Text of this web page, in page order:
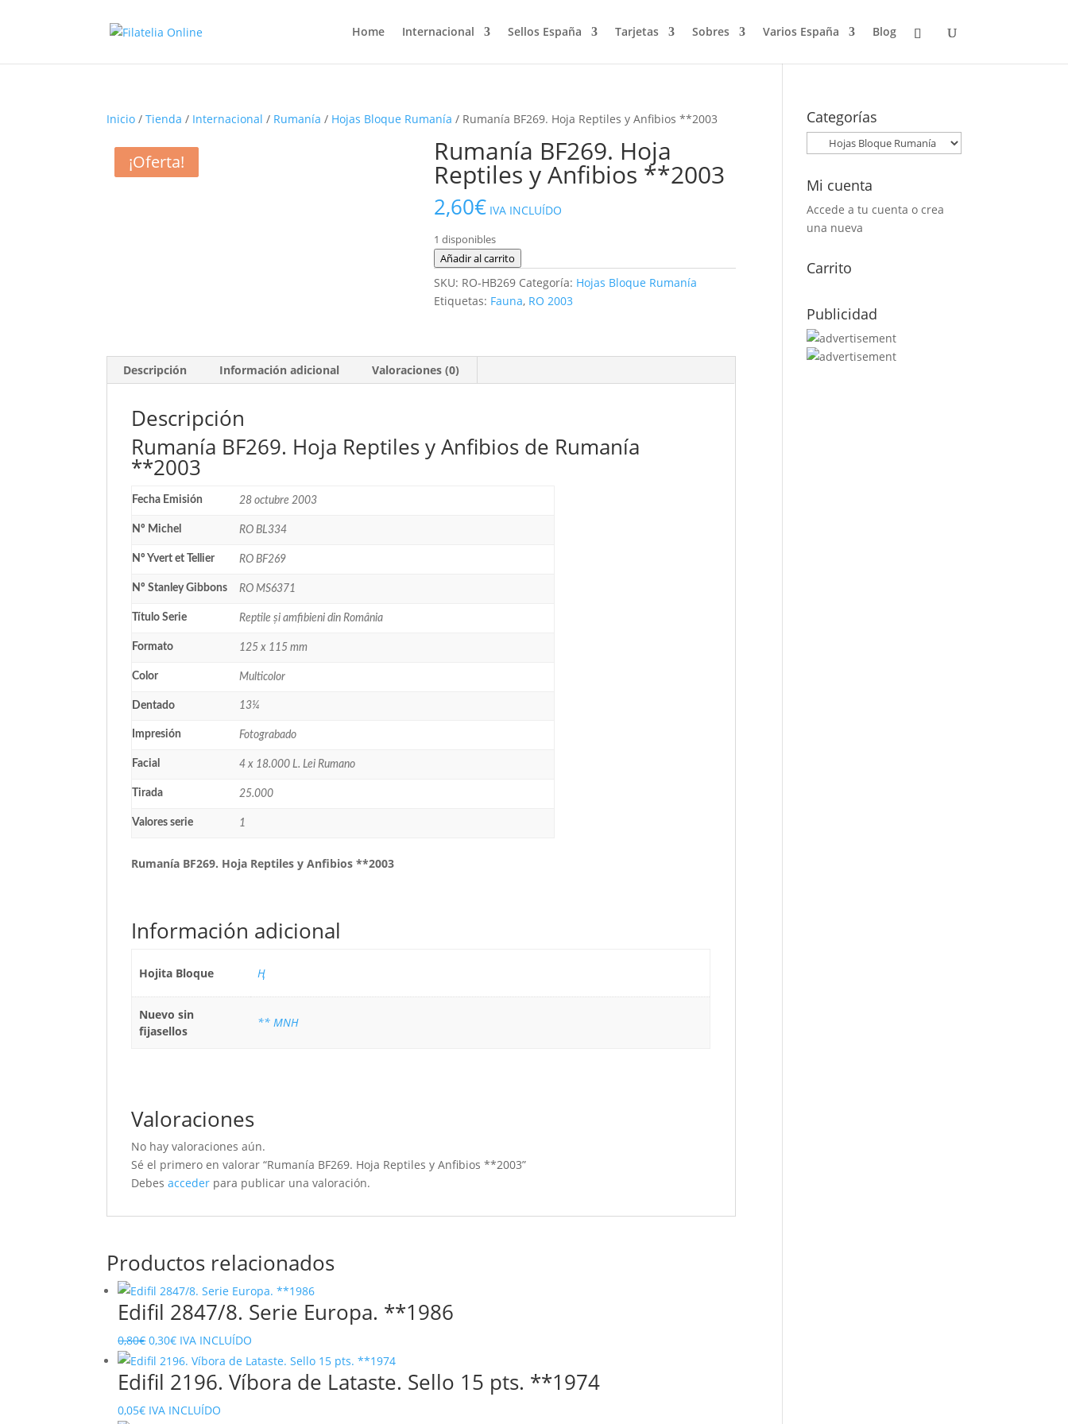
Home Internacional Sellos España Tarjetas Sobres Varios España Blog
Inicio /Tienda / Internacional / Rumanía / Hojas Bloque Rumanía / Rumanía BF269. Hoja Reptiles y Anfibios **2003
Rumanía BF269. Hoja
Reptiles y Anfibios **2003
2,60€ IVA INCLUÍDO
1 disponibles
Rumanía
BF269.
Hoja
Reptiles
**2003
cantidad
Añadir al carrito
SKU: RO-HB269 Categoría: Hojas Bloque Rumanía
Etiquetas: Fauna, RO 2003
Descripción Información adicional Valoraciones (0)
Descripción
Rumanía BF269. Hoja Reptiles y Anfibios de Rumanía
**2003
Fecha Emisión 28 octubre 2003
Nº Michel RO BL334
Nº Yvert et Tellier RO BF269
Nº Stanley Gibbons RO MS6371
Título Serie Reptile și amfibieni din România
Formato 125 x 115 mm
Color Multicolor
Dentado 13¼
Impresión Fotograbado
Facial 4 x 18.000 L. Lei Rumano
Tirada 25.000
Valores serie 1
Rumanía BF269. Hoja Reptiles y Anfibios **2003
Información adicional
Hojita Bloque Ң
Nuevo sin
fijasellos
** MNH
Valoraciones
No hay valoraciones aún.
Sé el primero en valorar “Rumanía BF269. Hoja Reptiles y Anfibios **2003”
Debesacceder para publicar una valoración.
Productos relacionados
¡Oferta!
Edifil 2847/8. Serie Europa. **1986
0,80€El
precio
original
0,30€El
precio
actual
IVA INCLUÍDO
Edifil 2196. Víbora de Lataste. Sello 15 pts. **1974
0,05€ IVA INCLUÍDO
¡Oferta!
Categorías
Mi cuenta
Accede a tu cuenta o crea
una nueva
Carrito
Publicidad